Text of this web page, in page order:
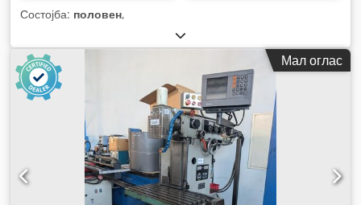
Состојба: половен,
Мал оглас